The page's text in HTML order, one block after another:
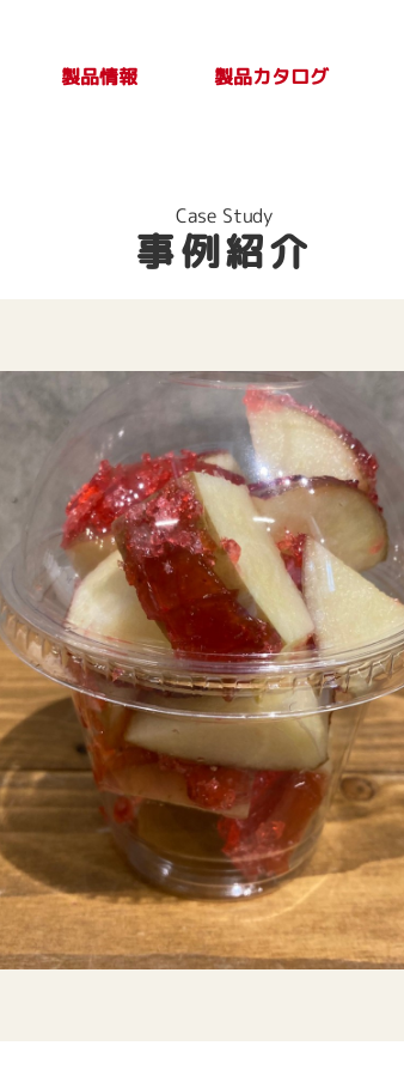
製品情報 製品カタログ
Case Study
事例紹介